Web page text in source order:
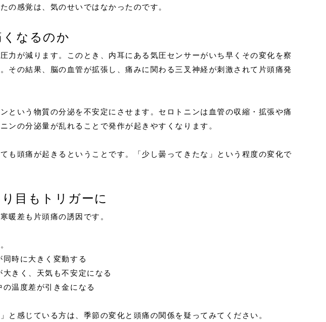
の感覚は、気のせいではなかったのです。
なるのか
力が減ります。このとき、内耳にある気圧センサーがいち早くその変化を察
その結果、脳の血管が拡張し、痛みに関わる三叉神経が刺激されて片頭痛発
という物質の分泌を不安定にさせます。セロトニンは血管の収縮・拡張や痛
ンの分泌量が乱れることで発作が起きやすくなります。
も頭痛が起きるということです。「少し曇ってきたな」という程度の変化で
目もトリガーに
暖差も片頭痛の誘因です。
時に大きく変動する
きく、天気も不安定になる
温度差が引き金になる
と感じている方は、季節の変化と頭痛の関係を疑ってみてください。